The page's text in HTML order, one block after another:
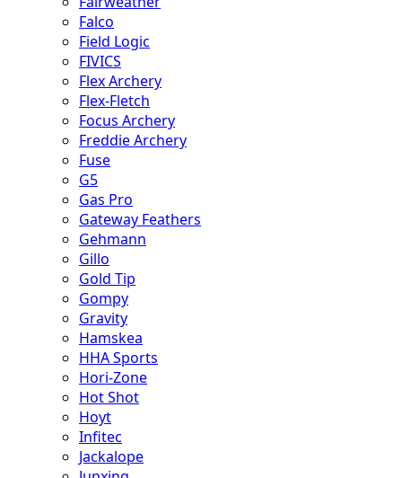
Falco
Field Logic
FIVICS
Flex Archery
Flex-Fletch
Focus Archery
Freddie Archery
Fuse
G5
Gas Pro
Gateway Feathers
Gehmann
Gillo
Gold Tip
Gompy
Gravity
Hamskea
HHA Sports
Hori-Zone
Hot Shot
Hoyt
Infitec
Jackalope